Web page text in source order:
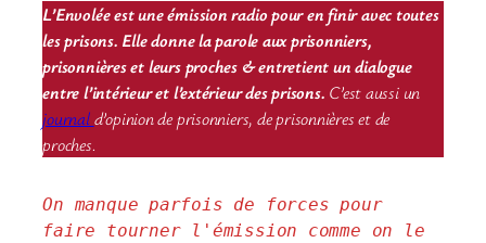
L’Envolée est une émission radio pour en finir avec toutes
les prisons. Elle donne la parole aux prisonniers,
prisonnières et leurs proches & entretient un dialogue
entre l’intérieur et l’extérieur des prisons. C’est aussi un
journald’opinion de prisonniers, de prisonnières et de
proches.
On manque parfois de forces pour
faire tourner l'émission comme on le